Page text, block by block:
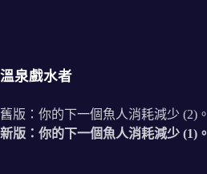
溫泉戲水者
舊版：你的下一個魚人消耗減少 (2)。
新版：你的下一個魚人消耗減少 (1)。